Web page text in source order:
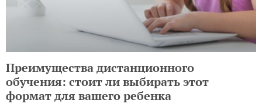
Преимущества дистанционного
обучения: стоит ли выбирать этот
формат для вашего ребенка